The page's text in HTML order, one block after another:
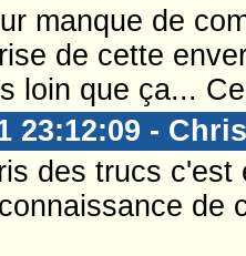
manque de
de cette
loin que ça...
23:12:09 -
des trucs
de